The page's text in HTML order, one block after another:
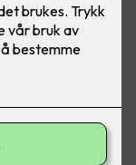
hjelper både